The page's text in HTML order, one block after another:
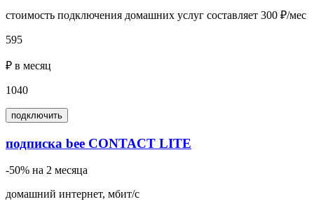
стоимость подключения домашних услуг составляет 300 ₽/мес
595
₽ в месяц
1040
подключить
подписка bee CONTACT LITE
-50% на 2 месяца
домашний интернет, мбит/с